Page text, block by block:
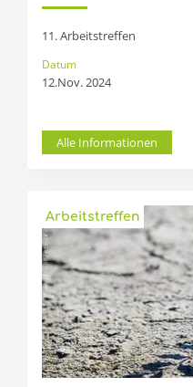
11. Arbeitstreffen
Alle Informationen
Datum
12.Nov. 2024
Arbeitstreffen